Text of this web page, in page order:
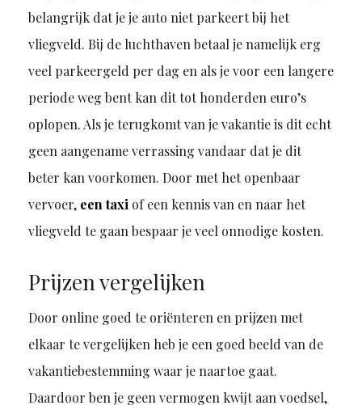
belangrijk dat je je auto niet parkeert bij het
vliegveld. Bij de luchthaven betaal je namelijk erg
veel parkeergeld per dag en als je voor een langere
periode weg bent kan dit tot honderden euro’s
oplopen. Als je terugkomt van je vakantie is dit echt
geen aangename verrassing vandaar dat je dit
beter kan voorkomen. Door met het openbaar
vervoer, een taxi of een kennis van en naar het
vliegveld te gaan bespaar je veel onnodige kosten.
Prijzen vergelijken
Door online goed te oriënteren en prijzen met
elkaar te vergelijken heb je een goed beeld van de
vakantiebestemming waar je naartoe gaat.
Daardoor ben je geen vermogen kwijt aan voedsel,